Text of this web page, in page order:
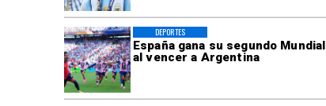
España gana su segundo Mundial
al vencer a Argentina
DEPORTES